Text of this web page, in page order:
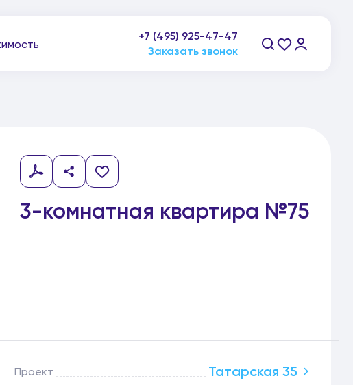
+7 (495) 925-47-47
пн-пт: 9:00-21:00, сб-вс: 10:00-20:00
3-комнатная квартира №75
Проект Татарская 35